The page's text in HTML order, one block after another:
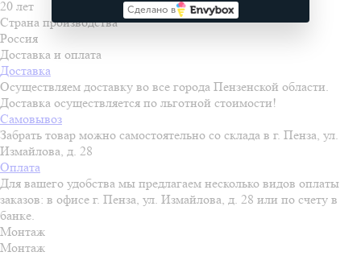
20 лет
Страна производства
Россия
Доставка и оплата
Доставка
Осуществляем доставку во все города Пензенской области.
Доставка осуществляется по льготной стоимости!
Самовывоз
Забрать товар можно самостоятельно со склада в г. Пенза, ул.
Измайлова, д. 28
Оплата
Для вашего удобства мы предлагаем несколько видов оплаты
заказов: в офисе г. Пенза, ул. Измайлова, д. 28 или по счету в
банке.
Монтаж
Монтаж
Сделано в